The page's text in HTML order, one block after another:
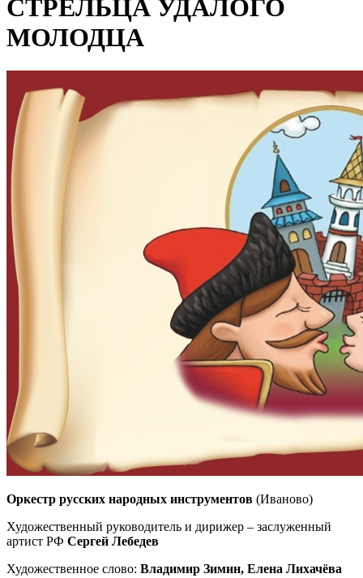
СТРЕЛЬЦА УДАЛОГО
МОЛОДЦА
Оркестр русских народных инструментов (Иваново)
Художественный руководитель и дирижер – заслуженный
артист РФ Сергей Лебедев
Художественное слово: Владимир Зимин, Елена Лихачёва